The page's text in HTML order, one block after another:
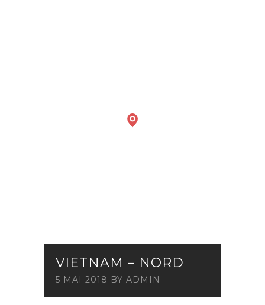
VIETNAM – NORD
5 MAI 2018 BY ADMIN